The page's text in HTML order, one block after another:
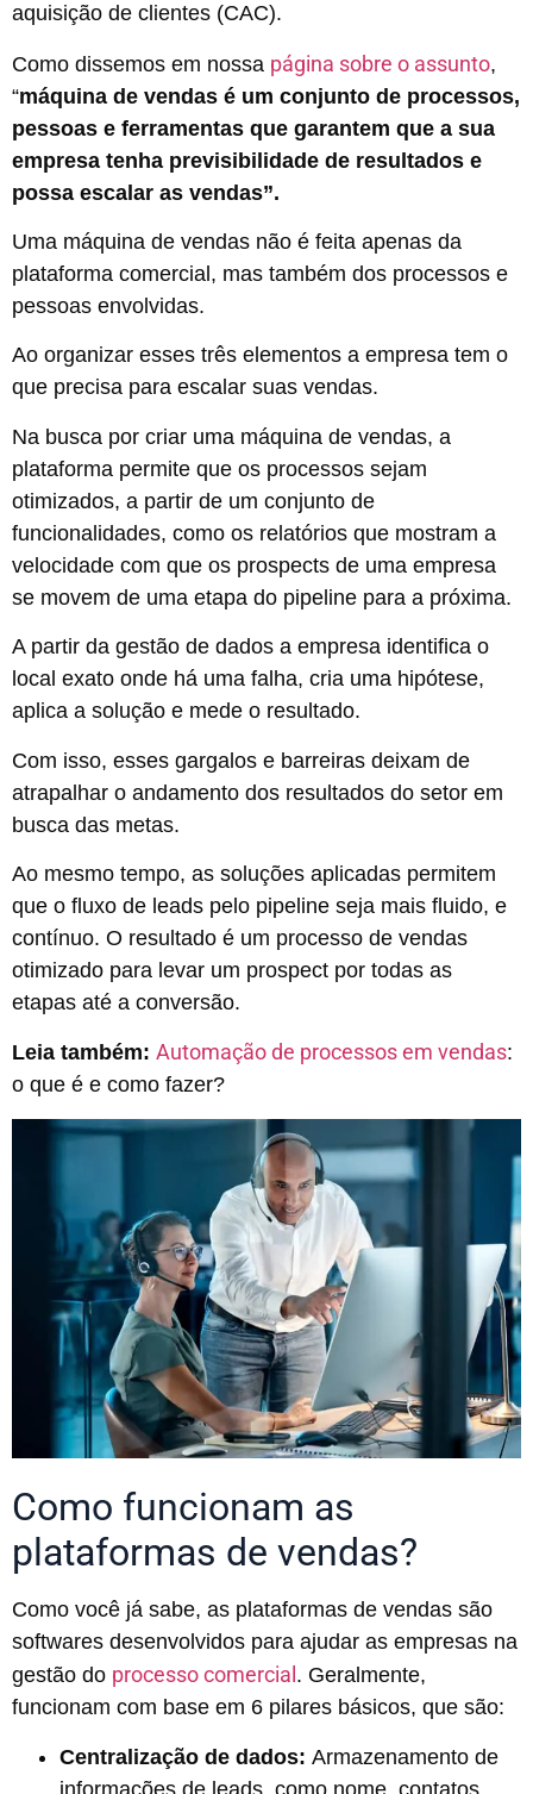
aquisição de clientes (CAC).
Como dissemos em nossa página sobre o assunto,
“máquina de vendas é um conjunto de processos,
pessoas e ferramentas que garantem que a sua
empresa tenha previsibilidade de resultados e
possa escalar as vendas”.
Uma máquina de vendas não é feita apenas da
plataforma comercial, mas também dos processos e
pessoas envolvidas.
Ao organizar esses três elementos a empresa tem o
que precisa para escalar suas vendas.
Na busca por criar uma máquina de vendas, a
plataforma permite que os processos sejam
otimizados, a partir de um conjunto de
funcionalidades, como os relatórios que mostram a
velocidade com que os prospects de uma empresa
se movem de uma etapa do pipeline para a próxima.
A partir da gestão de dados a empresa identifica o
local exato onde há uma falha, cria uma hipótese,
aplica a solução e mede o resultado.
Com isso, esses gargalos e barreiras deixam de
atrapalhar o andamento dos resultados do setor em
busca das metas.
Ao mesmo tempo, as soluções aplicadas permitem
que o fluxo de leads pelo pipeline seja mais fluido, e
contínuo. O resultado é um processo de vendas
otimizado para levar um prospect por todas as
etapas até a conversão.
Leia também: Automação de processos em vendas:
o que é e como fazer?
Como funcionam as
plataformas de vendas?
Como você já sabe, as plataformas de vendas são
softwares desenvolvidos para ajudar as empresas na
gestão do processo comercial . Geralmente,
funcionam com base em 6 pilares básicos, que são:
Centralização de dados: Armazenamento de
informações de leads, como nome, contatos,